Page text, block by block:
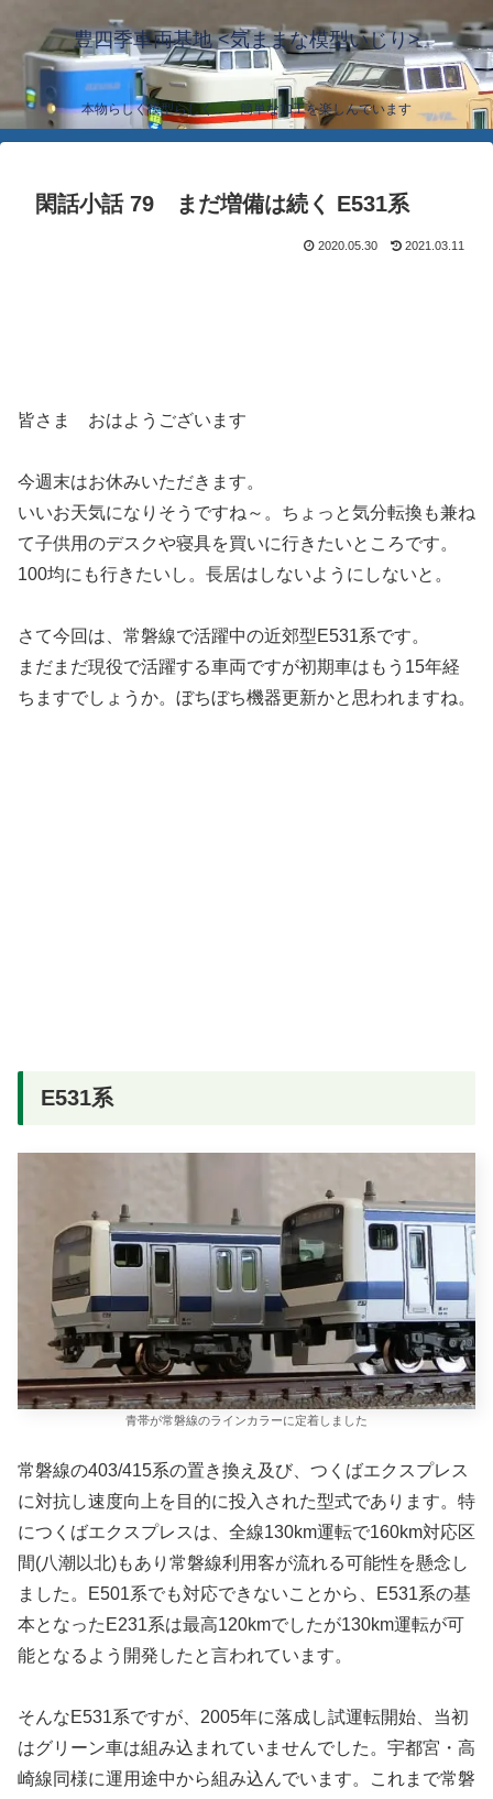
豊四季車両基地 <気ままな模型いじり>
本物らしく模型らしく… 簡単な加工を楽しんでいます
閑話小話 79 まだ増備は続く E531系
2020.05.30 2021.03.11
皆さま おはようございます
今週末はお休みいただきます。
いいお天気になりそうですね～。ちょっと気分転換も兼ね
て子供用のデスクや寝具を買いに行きたいところです。
100均にも行きたいし。長居はしないようにしないと。
さて今回は、常磐線で活躍中の近郊型E531系です。
まだまだ現役で活躍する車両ですが初期車はもう15年経
ちますでしょうか。ぼちぼち機器更新かと思われますね。
E531系
青帯が常磐線のラインカラーに定着しました
常磐線の403/415系の置き換え及び、つくばエクスプレス
に対抗し速度向上を目的に投入された型式であります。特
につくばエクスプレスは、全線130km運転で160km対応区
間(八潮以北)もあり常磐線利用客が流れる可能性を懸念し
ました。E501系でも対応できないことから、E531系の基
本となったE231系は最高120kmでしたが130km運転が可
能となるよう開発したと言われています。
そんなE531系ですが、2005年に落成し試運転開始、当初
はグリーン車は組み込まれていませんでした。宇都宮・高
崎線同様に運用途中から組み込んでいます。これまで常磐